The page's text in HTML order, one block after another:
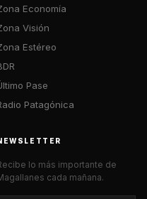
Economía
Visión
Estéreo
Pase
Patagónica
lo más importante de
cada mañana.